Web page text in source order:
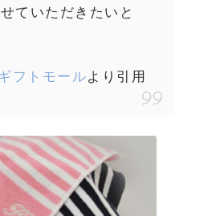
ていただきたいと
フトモールより引用